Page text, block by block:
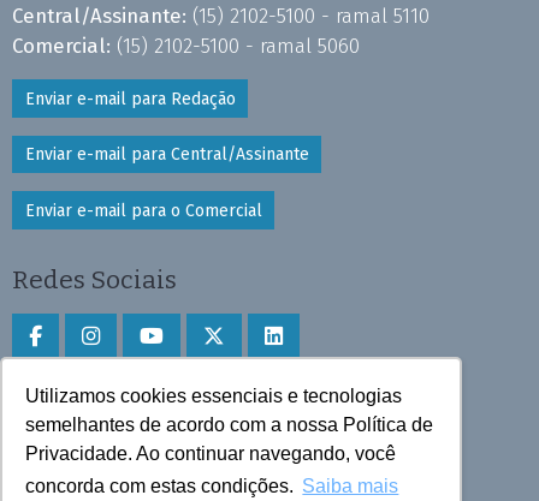
Utilizamos cookies essenciais e tecnologias
semelhantes de acordo com a nossa Política de
Privacidade. Ao continuar navegando, você
concorda com estas condições. Saiba mais
Central/Assinante: (15) 2102-5100 - ramal 5110
Comercial: (15) 2102-5100 - ramal 5060
Enviar e-mail para Redação
Enviar e-mail para Central/Assinante
Enviar e-mail para o Comercial
Redes Sociais
Faça download do aplicativo
Play Store e App Store